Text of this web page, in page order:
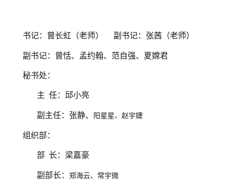
书记：曾长虹（老师） 副书记：张茜（老师）
副书记：曾恬、孟约翰、范自强、夏嫦君
秘书处：
主 任：邱小亮
副主任：张静、 阳星星、赵宇婕
组织部：
部 长：梁嘉豪
副部长：郑海云、常宇微